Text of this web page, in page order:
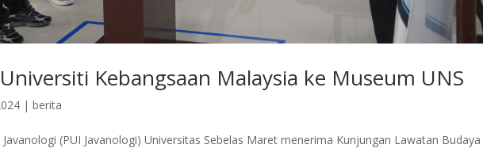
Kebangsaan Malaysia ke Museum UNS
|berita
(PUI Javanologi) Universitas Sebelas Maret menerima Kunjungan Lawatan Budaya